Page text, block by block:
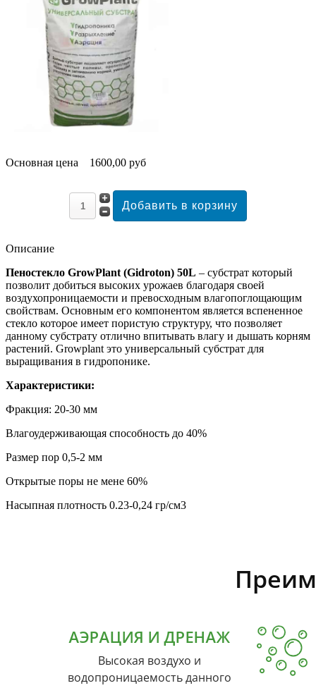
Основная цена 1600,00 руб
Описание
Пеностекло GrowPlant (Gidroton) 50L – субстрат который
позволит добиться высоких урожаев благодаря своей
воздухопроницаемости и превосходным влагопоглощающим
свойствам. Основным его компонентом является вспененное
стекло которое имеет пористую структуру, что позволяет
данному субстрату отлично впитывать влагу и дышать корням
растений. Growplant это универсальный субстрат для
выращивания в гидропонике.
Характеристики:
Фракция: 20-30 мм
Влагоудерживающая способность до 40%
Размер пор 0,5-2 мм
Открытые поры не мене 60%
Насыпная плотность 0.23-0,24 гр/см3